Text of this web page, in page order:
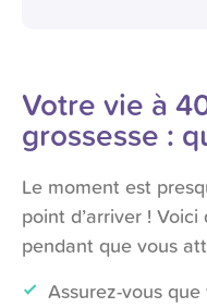
Votre vie à
grossesse :
Le moment est
point d’arriver !
pendant que vous
Assurez-vous